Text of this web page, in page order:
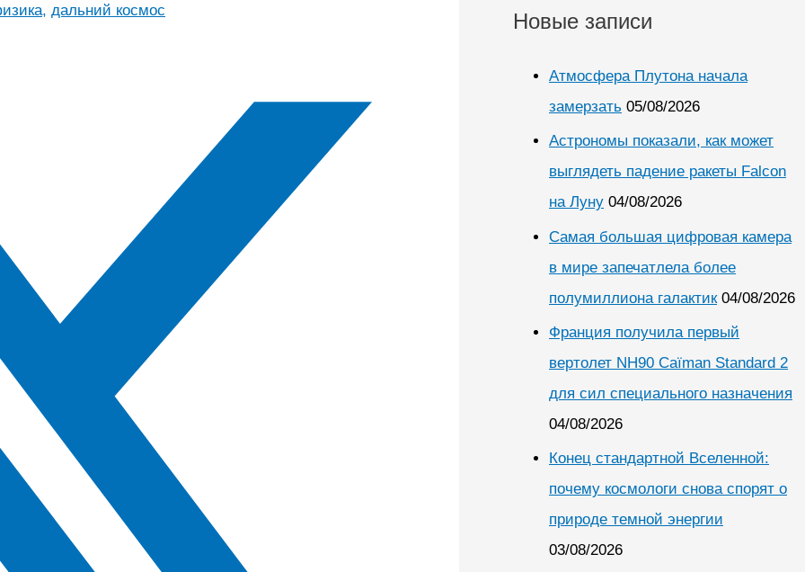
, дальний космос Новые записи
Атмосфера Плутона начала
замерзать 05/08/2026
Астрономы показали, как может
выглядеть падение ракеты Falcon
на Луну 04/08/2026
Самая большая цифровая камера
в мире запечатлела более
полумиллиона галактик 04/08/2026
Франция получила первый
вертолет NH90 Caïman Standard 2
для сил специального назначения
04/08/2026
Конец стандартной Вселенной:
почему космологи снова спорят о
природе темной энергии
03/08/2026